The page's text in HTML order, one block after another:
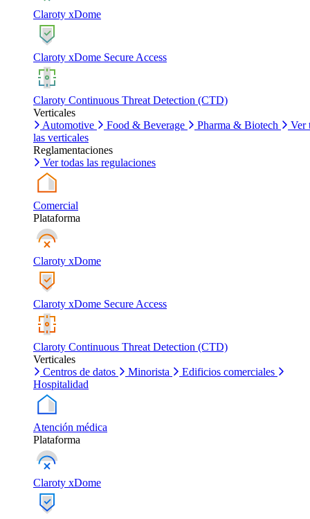
Claroty xDome
Claroty xDome Secure Access
Claroty Continuous Threat Detection (CTD)
Verticales
Automotive
Food & Beverage Pharma & Biotech
Ver
las verticales
Reglamentaciones
Ver todas las regulaciones
Comercial
Plataforma
Claroty xDome
Claroty xDome Secure Access
Claroty Continuous Threat Detection (CTD)
Verticales
Centros de datos
Minorista
Edificios comerciales
Hospitalidad
Atención médica
Plataforma
Claroty xDome